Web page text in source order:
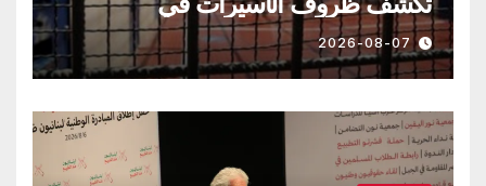
“الدامون”
2026-08-07